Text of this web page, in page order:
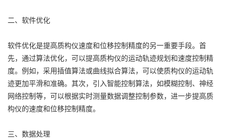
二、软件优化
软件优化是提高质构仪速度和位移控制精度的另一重要手段。首
先，通过算法优化，可以提高质构仪的运动轨迹规划和速度控制精
度。例如，采用插值算法或曲线拟合算法，可以使质构仪的运动轨
迹更加平滑和准确。其次，引入智能控制算法，如模糊控制、神经
网络控制等，可以根据实时测量数据调整控制参数，进一步提高质
构仪的速度和位移控制精度。
三、数据处理